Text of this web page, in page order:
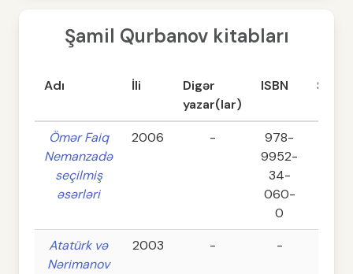
Şamil Qurbanov kitabları
Adı İli
Digər
yazar(lar)
ISBN
Ömər Faiq
Nemanzadə
seçilmiş
əsərləri
2006 -
978-
9952-
34-
060-
0
Atatürk və
Nərimanov
2003 - -